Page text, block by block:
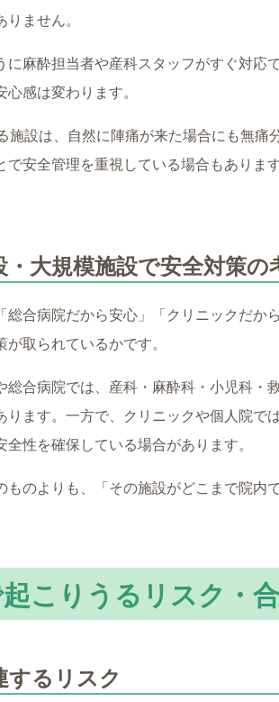
ません。
に麻酔担当者や産科スタッフがすぐ対
感は変わります。
施設は、自然に陣痛が来た場合にも無
で安全管理を重視している場合もありま
・大規模施設で安全対策の
総合病院だから安心」「クリニックだ
取られているかです。
総合病院では、産科・麻酔科・小児科
ります。一方で、クリニックや個人院
性を確保している場合があります。
ものよりも、「その施設がどこまで院
こりうるリスク・
するリスク